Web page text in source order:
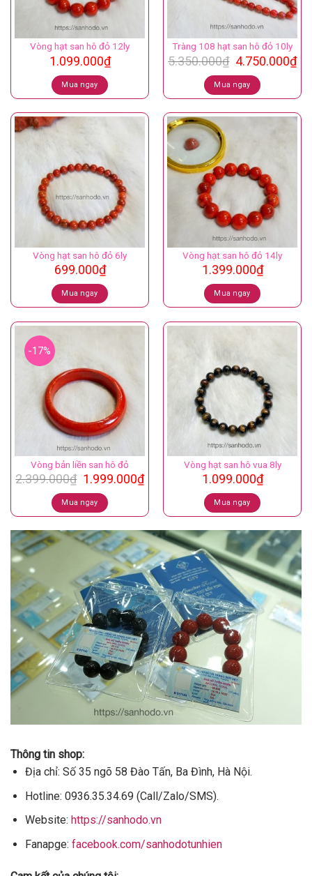
Vòng hạt san hô đỏ 12ly
1.099.000₫
Mua ngay
Tràng 108 hạt san hô đỏ 10ly
5.350.000₫ Giá
gốc
là:
5.350.000₫.
4.750.000₫
là:
Mua ngay
Vòng hạt san hô đỏ 6ly
699.000₫
Mua ngay
Vòng hạt san hô đỏ 14ly
1.399.000₫
Mua ngay
-17%
Vòng bản liền san hô đỏ
2.399.000₫ Giá
gốc
là:
2.399.000₫.
1.999.000₫Giá
là:
1.999.000₫.
Mua ngay
Vòng hạt san hô vua 8ly
1.099.000₫
Mua ngay
Thông tin shop:
Địa chỉ: Số 35 ngõ 58 Đào Tấn, Ba Đình, Hà Nội.
Hotline: 0936.35.34.69 (Call/Zalo/SMS).
Website: https://sanhodo.vn
Fanapge: facebook.com/sanhodotunhien